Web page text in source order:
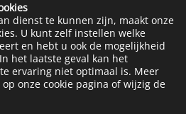
dienst te kunnen zijn, maakt onze
U kunt zelf instellen welke
en hebt u ook de mogelijkheid
het laatste geval kan het
ervaring niet optimaal is. Meer
onze cookie pagina of wijzig de